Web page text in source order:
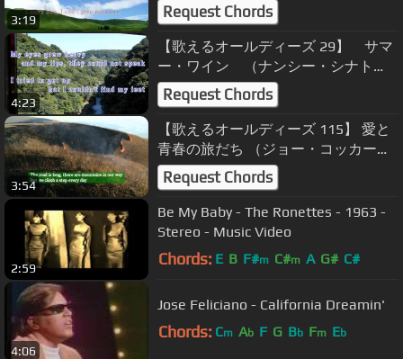
3:19 Request Chords
4:23
【歌えるオールディーズ 29】 サマ
ー・ワイン （ナンシー・シナト
ラ）
Request Chords
3:54
【歌えるオールディーズ 115】 愛と
青春の旅だち （ジョー・コッカー＆
ジェニファー・ウォーンズ）
Request Chords
2:59
Be My Baby - The Ronettes - 1963 -
Stereo - Music Video
Chords: E B F#m C#m A G# C#
4:06
Jose Feliciano - California Dreamin'
Chords: Cm Ab F G Bb Fm Eb